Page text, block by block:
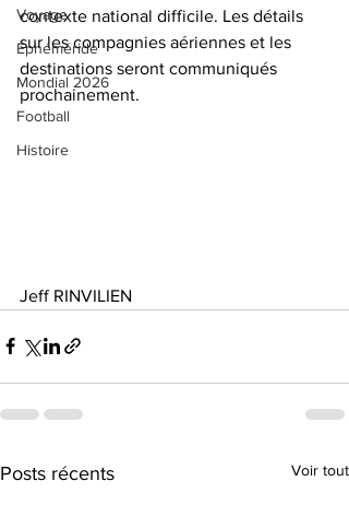
Voyage
Éphéméride
Mondial 2026
Football
Histoire
contexte national difficile. Les détails
sur les compagnies aériennes et les
destinations seront communiqués
prochainement.
Jeff RINVILIEN
Posts récents Voir tout